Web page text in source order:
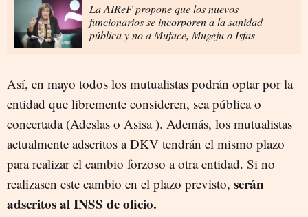
La AIReF propone que los nuevos
funcionarios se incorporen a la sanidad
pública y no a Muface, Mugeju o Isfas
Así, en mayo todos los mutualistas podrán optar por la
entidad que libremente consideren, sea pública o
concertada (Adeslas o Asisa ). Además, los mutualistas
actualmente adscritos a DKV tendrán el mismo plazo
para realizar el cambio forzoso a otra entidad. Si no
realizasen este cambio en el plazo previsto, serán
adscritos al INSS de oficio.